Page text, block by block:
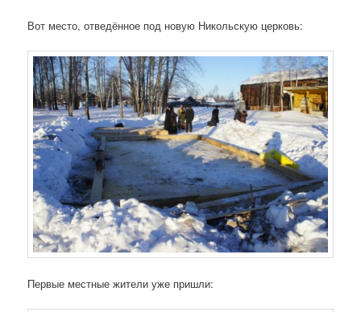
Вот место, отведённое под новую Никольскую церковь:
Первые местные жители уже пришли: